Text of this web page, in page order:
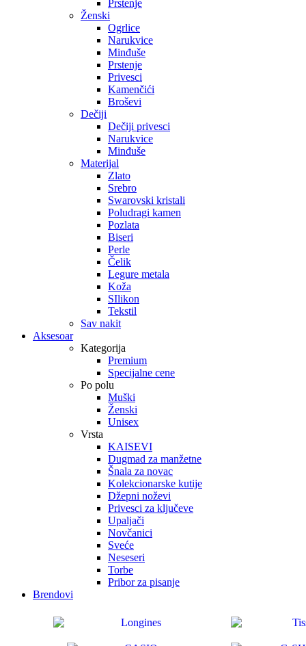
Prstenje
Ženski
Ogrlice
Narukvice
Minđuše
Prstenje
Privesci
Kamenčići
Broševi
Dečiji
Dečiji privesci
Narukvice
Minđuše
Materijal
Zlato
Srebro
Swarovski kristali
Poludragi kamen
Pozlata
Biseri
Perle
Čelik
Legure metala
Koža
SIlikon
Tekstil
Sav nakit
Aksesoar
Kategorija
Premium
Specijalne cene
Po polu
Muški
Ženski
Unisex
Vrsta
KAISEVI
Dugmad za manžetne
Šnala za novac
Kolekcionarske kutije
Džepni noževi
Privesci za ključeve
Upaljači
Novčanici
Sveće
Neseseri
Torbe
Pribor za pisanje
Brendovi